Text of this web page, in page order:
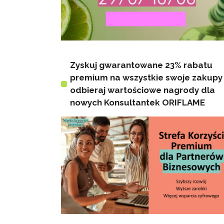
Zyskuj gwarantowane 23% rabatu
premium na wszystkie swoje zakupy
odbieraj wartościowe nagrody dla
nowych Konsultantek ORIFLAME